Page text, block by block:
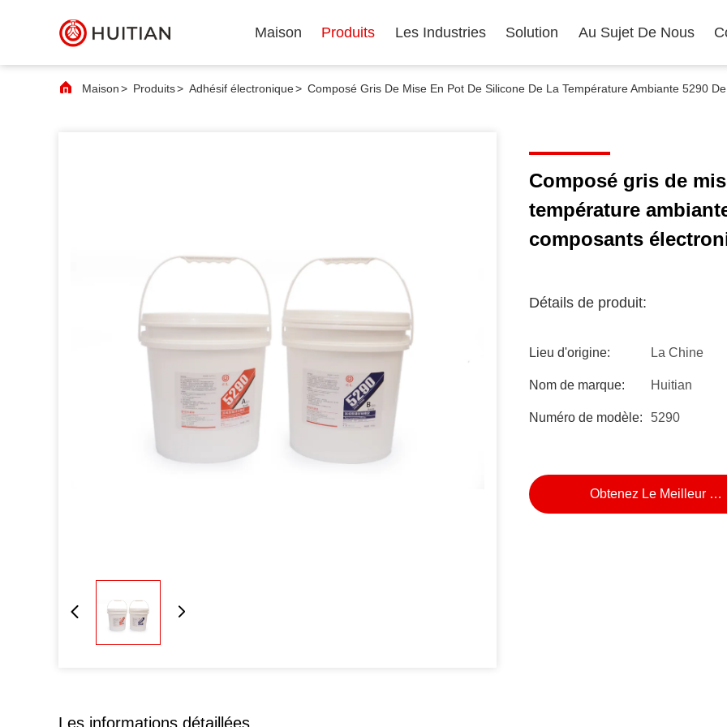
Maison Produits Les Industries Solution Au Sujet De Nous
Maison> Produits> Adhésif électronique> Composé Gris De Mise En Pot De Silicone De La Température Ambiante 5290
Composé gris de
température
composants
Détails de produit:
Lieu d'origine: La Chine
Nom de marque: Huitian
Numéro de modèle: 5290
Obtenez Le Meilleur
Les informations détaillées